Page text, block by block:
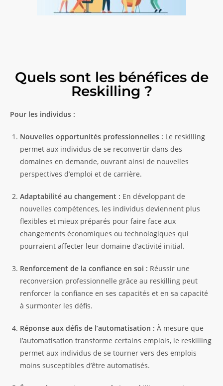
Quels sont les bénéfices de
Reskilling ?
Pour les individus :
Nouvelles opportunités professionnelles : Le reskilling
permet aux individus de se reconvertir dans des
domaines en demande, ouvrant ainsi de nouvelles
perspectives d’emploi et de carrière.
Adaptabilité au changement : En développant de
nouvelles compétences, les individus deviennent plus
flexibles et mieux préparés pour faire face aux
changements économiques ou technologiques qui
pourraient affecter leur domaine d’activité initial.
Renforcement de la confiance en soi : Réussir une
reconversion professionnelle grâce au reskilling peut
renforcer la confiance en ses capacités et en sa capacité
à surmonter les défis.
Réponse aux défis de l’automatisation : À mesure que
l’automatisation transforme certains emplois, le reskilling
permet aux individus de se tourner vers des emplois
moins susceptibles d’être automatisés.